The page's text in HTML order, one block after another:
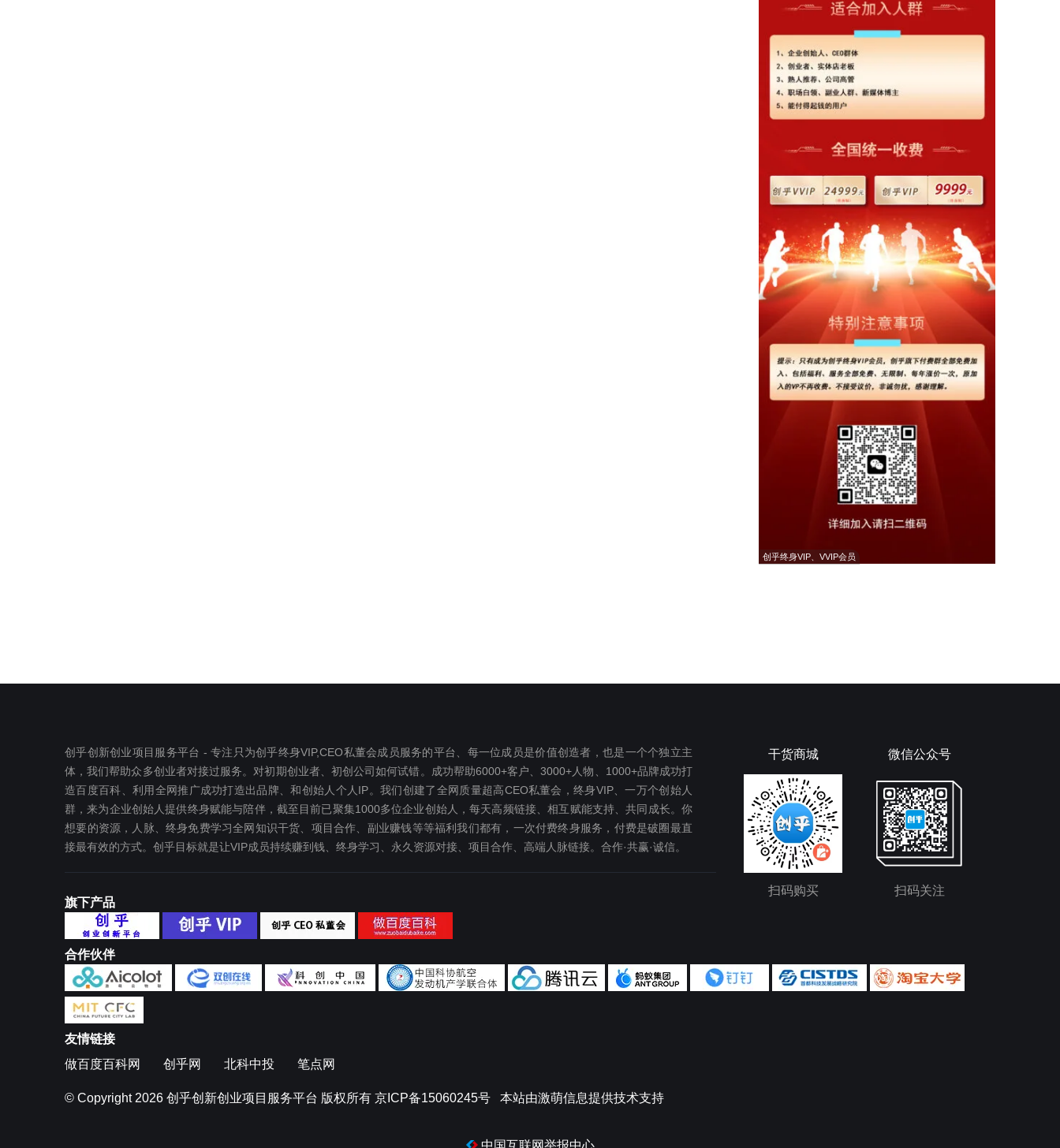
创乎终身VIP、VVIP会员
创乎创新创业项目服务平台 - 专注只为创乎终身VIP,CEO私董会成员服务的平台、每一位成员是价值创造者，也是一个个独立主
体，我们帮助众多创业者对接过服务。对初期创业者、初创公司如何试错。成功帮助6000+客户、3000+人物、1000+品牌成功打
造百度百科、利用全网推广成功打造出品牌、和创始人个人IP。我们创建了全网质量超高CEO私董会，终身VIP、一万个创始人
群，来为企业创始人提供终身赋能与陪伴，截至目前已聚集1000多位企业创始人，每天高频链接、相互赋能支持、共同成长。你
想要‬的资源，人脉、终身免费学习全网知识干货、项目合作、副业赚钱等等福利我们都‬有，一次付费终‬身服务，付费是破圈最‬直
接最有效‬的方式。创乎目标就是让VIP成员持续赚到钱、终身学习、永久资源对接、项目合作、高端人脉链接。合作·共赢·诚信。
旗下产品
干货商城
扫码购买
微信公众号
扫码关注
合作伙伴
友情链接
做百度百科网
创乎网 北科中投 笔点网
© Copyright 2026 创乎创新创业项目服务平台 版权所有 京ICP备15060245号 本站由激萌信息提供技术支持